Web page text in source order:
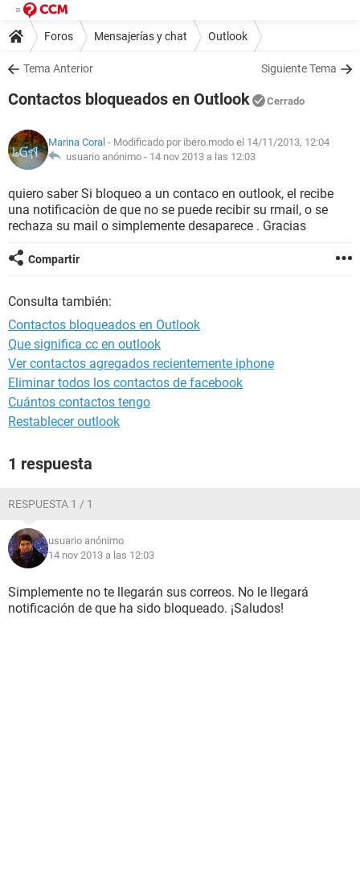
Foros Mensajerías y chat Outlook
Tema Anterior Siguiente Tema
Contactos bloqueados en Outlook Cerrado
Marina Coral - Modificado por ibero.modo el 14/11/2013, 12:04
usuario anónimo - 14 nov 2013 a las 12:03
quiero saber Si bloqueo a un contaco en outlook, el recibe
una notificaciòn de que no se puede recibir su rmail, o se
rechaza su mail o simplemente desaparece . Gracias
Compartir
Consulta también:
Contactos bloqueados en Outlook
Que significa cc en outlook
Ver contactos agregados recientemente iphone
Eliminar todos los contactos de facebook
Cuántos contactos tengo
Restablecer outlook
1 respuesta
RESPUESTA 1 / 1
usuario anónimo
14 nov 2013 a las 12:03
Simplemente no te llegarán sus correos. No le llegará
notificación de que ha sido bloqueado. ¡Saludos!